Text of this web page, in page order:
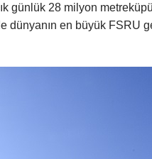
günlük 28 milyon
en büyük FSRU